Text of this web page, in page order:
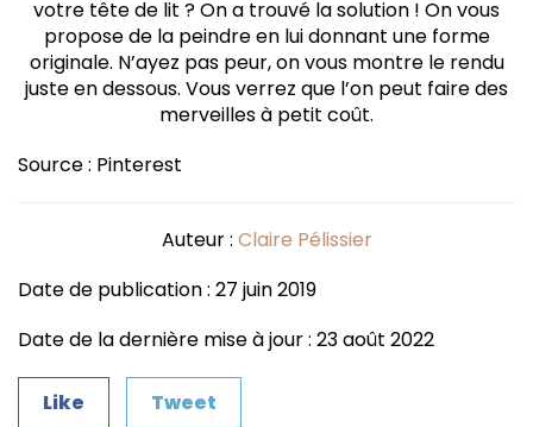
votre tête de lit ? On a trouvé la solution ! On vous
propose de la peindre en lui donnant une forme
originale. N’ayez pas peur, on vous montre le rendu
juste en dessous. Vous verrez que l’on peut faire des
merveilles à petit coût.
Source : Pinterest
Auteur : Claire Pélissier
Date de publication : 27 juin 2019
Date de la dernière mise à jour : 23 août 2022
Like Tweet